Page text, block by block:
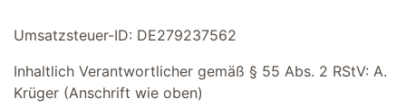
Umsatzsteuer-ID: DE279237562
Inhaltlich Verantwortlicher gemäß § 55 Abs. 2 RStV: A.
Krüger (Anschrift wie oben)